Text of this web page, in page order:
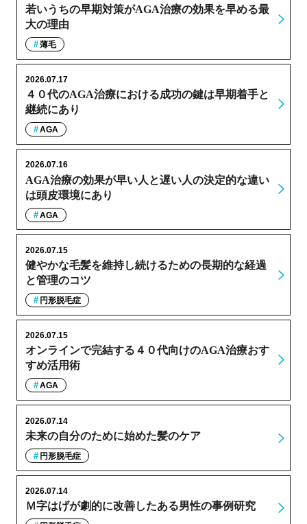
若いうちの早期対策がAGA治療の効果を早める最
大の理由
薄毛
４０代のAGA治療における成功の鍵は早期着手と
継続にあり
2026.07.17
AGA
AGA治療の効果が早い人と遅い人の決定的な違い
は頭皮環境にあり
2026.07.16
AGA
健やかな毛髪を維持し続けるための長期的な経過
と管理のコツ
2026.07.15
円形脱毛症
オンラインで完結する４０代向けのAGA治療おす
すめ活用術
2026.07.15
AGA
未来の自分のために始めた髪のケア
2026.07.14
円形脱毛症
Ｍ字はげが劇的に改善したある男性の事例研究
2026.07.14